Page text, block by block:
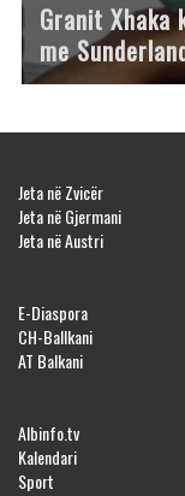
Granit
me
Jeta në Zvicër
Jeta në Gjermani
Jeta në Austri
E-Diaspora
CH-Ballkani
AT Balkani
Albinfo.tv
Kalendari
Sport